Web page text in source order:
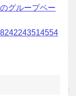
グループペー